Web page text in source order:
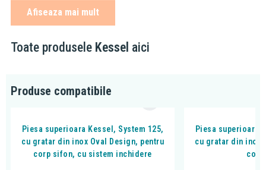
se foloseste si pentru:
parcare
System 125 (diametru 13,5 cm)
cu toate piesele superioare de montaj din System 125
accesorii (clapetă multifuncţională multistop)
Afiseaza mai mult
Toate produsele Kessel aici
Produse compatibile
Piesa superioara Kessel, System 125,
cu gratar din inox Oval Design, pentru
corp sifon, cu sistem inchidere
Piesa superioara
cu gratar din inox